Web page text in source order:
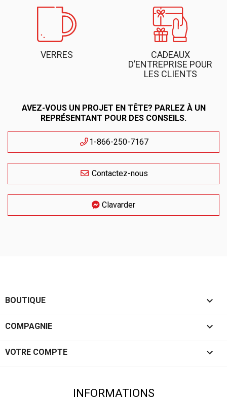
VERRES
CADEAUX
D’ENTREPRISE POUR
LES CLIENTS
AVEZ-VOUS UN PROJET EN TÊTE? PARLEZ À UN
REPRÉSENTANT POUR DES CONSEILS.
1-866-250-7167
Contactez-nous
Clavarder
BOUTIQUE 
COMPAGNIE 
VOTRE COMPTE 
INFORMATIONS